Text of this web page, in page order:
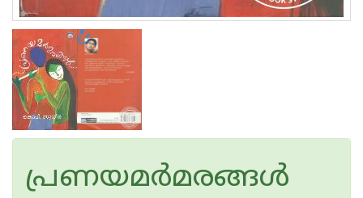
പ്രണയമര്‍മരങ്ങള്‍